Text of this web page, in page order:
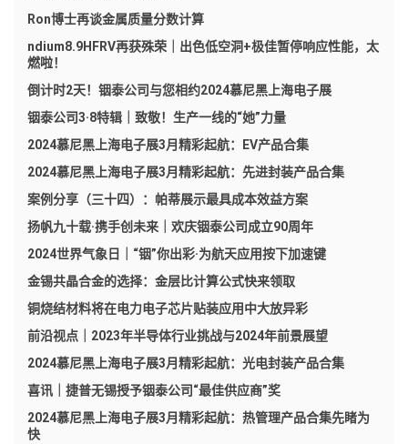
Ron博士再谈金属质量分数计算
ndium8.9HFRV再获殊荣｜出色低空洞+极佳暂停响应性能，太
燃啦！
倒计时2天！铟泰公司与您相约2024慕尼黑上海电子展
铟泰公司3·8特辑｜致敬！生产一线的“她”力量
2024慕尼黑上海电子展3月精彩起航：EV产品合集
2024慕尼黑上海电子展3月精彩起航：先进封装产品合集
案例分享（三十四）：帕蒂展示最具成本效益方案
扬帆九十载·携手创未来｜欢庆铟泰公司成立90周年
2024世界气象日｜“铟”你出彩·为航天应用按下加速键
金锡共晶合金的选择：金层比计算公式快来领取
铜烧结材料将在电力电子芯片贴装应用中大放异彩
前沿视点｜2023年半导体行业挑战与2024年前景展望
2024慕尼黑上海电子展3月精彩起航：光电封装产品合集
喜讯｜捷普无锡授予铟泰公司“最佳供应商”奖
2024慕尼黑上海电子展3月精彩起航：热管理产品合集先睹为
快